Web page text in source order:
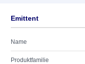
Emittent
Name
Produktfamilie